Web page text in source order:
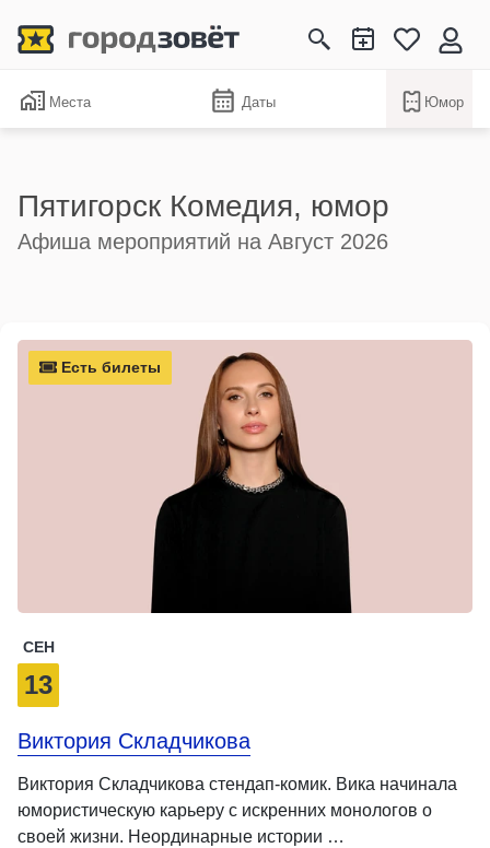
Места Даты Юмор
Пятигорск Комедия, юмор
Афиша мероприятий на Август 2026
Есть билеты
СЕН
13
Виктория Складчикова
Виктория Складчикова стендап-комик. Вика начинала
юмористическую карьеру с искренних монологов о
своей жизни. Неординарные истории …